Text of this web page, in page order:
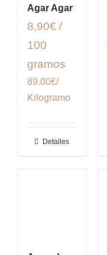
Agar Agar
8,90€ /
100
gramos
89.00€/
Kilogramo
Detalles